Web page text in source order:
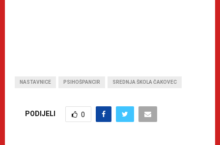
NASTAVNICE PSIHOŠPANCIR SREDNJA ŠKOLA ČAKOVEC
PODIJELI 0